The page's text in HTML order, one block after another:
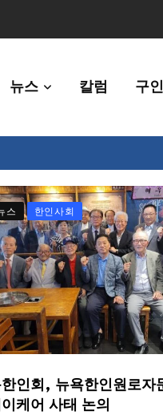
뉴스 칼럼 구
스 한인사회
인회, 뉴욕한인원로자
케어 사태 논의